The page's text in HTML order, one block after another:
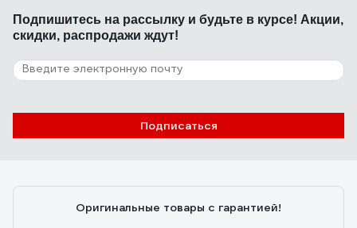
Роман Романеннко 06.03.2023
Ношу обеды. Герметично. Есть клапан. При разогреве
Подпишитесь на рассылку и будьте в курсе! Акции,
скидки, распродажи ждут!
Подписаться
Оригинальные товары с гарантией!